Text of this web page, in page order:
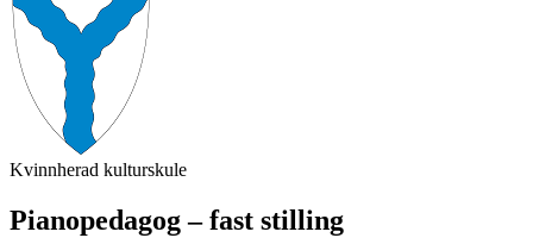
Kvinnherad kulturskule
Pianopedagog – fast stilling